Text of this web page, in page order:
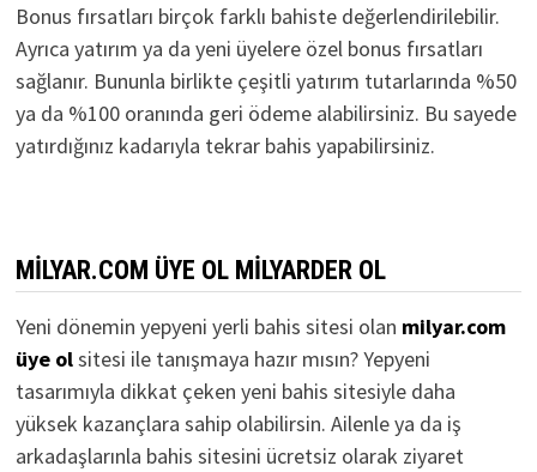
Bonus fırsatları birçok farklı bahiste değerlendirilebilir.
Ayrıca yatırım ya da yeni üyelere özel bonus fırsatları
sağlanır. Bununla birlikte çeşitli yatırım tutarlarında %50
ya da %100 oranında geri ödeme alabilirsiniz. Bu sayede
yatırdığınız kadarıyla tekrar bahis yapabilirsiniz.
MILYAR.COM ÜYE OL MILYARDER OL
Yeni dönemin yepyeni yerli bahis sitesi olan milyar.com
üye olsitesi ile tanışmaya hazır mısın? Yepyeni
tasarımıyla dikkat çeken yeni bahis sitesiyle daha
yüksek kazançlara sahip olabilirsin. Ailenle ya da iş
arkadaşlarınla bahis sitesini ücretsiz olarak ziyaret